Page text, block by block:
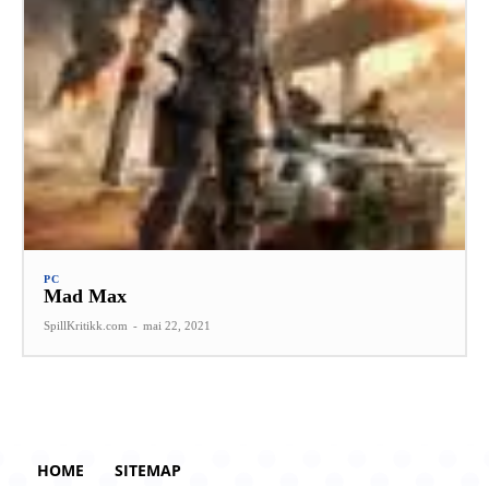
PC
Mad Max
SpillKritikk.com - mai 22, 2021
HOME SITEMAP